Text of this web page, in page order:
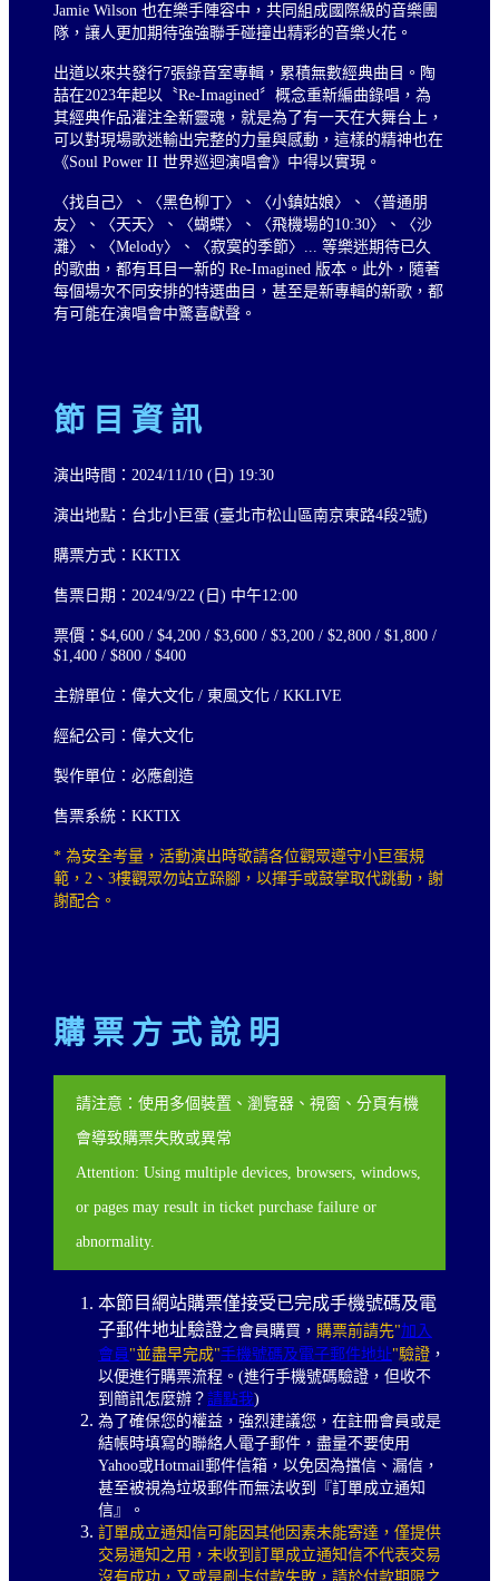
Jamie Wilson 也在樂手陣容中，共同組成國際級的音樂團
隊，讓人更加期待強強聯手碰撞出精彩的音樂火花。
出道以來共發行7張錄音室專輯，累積無數經典曲目。陶
喆在2023年起以〝Re-Imagined〞概念重新編曲錄唱，為
其經典作品灌注全新靈魂，就是為了有一天在大舞台上，
可以對現場歌迷輸出完整的力量與感動，這樣的精神也在
《Soul Power II 世界巡迴演唱會》中得以實現。
〈找自己〉、〈黑色柳丁〉、〈小鎮姑娘〉、〈普通朋
友〉、〈天天〉、〈蝴蝶〉、〈飛機場的10:30〉、〈沙
灘〉、〈Melody〉、〈寂寞的季節〉... 等樂迷期待已久
的歌曲，都有耳目一新的 Re-Imagined 版本。此外，隨著
每個場次不同安排的特選曲目，甚至是新專輯的新歌，都
有可能在演唱會中驚喜獻聲。
節 目 資 訊
演出時間：2024/11/10 (日) 19:30
演出地點：台北小巨蛋 (臺北市松山區南京東路4段2號)
購票方式：KKTIX
售票日期：2024/9/22 (日) 中午12:00
票價：$4,600 / $4,200 / $3,600 / $3,200 / $2,800 / $1,800 /
$1,400 / $800 / $400
主辦單位：偉大文化 / 東風文化 / KKLIVE
經紀公司：偉大文化
製作單位：必應創造
售票系統：KKTIX
* 為安全考量，活動演出時敬請各位觀眾遵守小巨蛋規
範，2、3樓觀眾勿站立跺腳，以揮手或鼓掌取代跳動，謝
謝配合。
購 票 方 式 說 明
請注意：使用多個裝置、瀏覽器、視窗、分頁有機
會導致購票失敗或異常
Attention: Using multiple devices, browsers, windows,
or pages may result in ticket purchase failure or
abnormality.
本節目網站購票僅接受已完成手機號碼及電
子郵件地址驗證之會員購買， 購票前請先"加入
會員 "並盡早完成"手機號碼及電子郵件地址"驗證 ，
以便進行購票流程。(進行手機號碼驗證，但收不
到簡訊怎麼辦？ 請點我)
為了確保您的權益，強烈建議您，在註冊會員或是
結帳時填寫的聯絡人電子郵件，盡量不要使用
Yahoo或Hotmail郵件信箱，以免因為擋信、漏信，
甚至被視為垃圾郵件而無法收到『訂單成立通知
信』。
訂單成立通知信可能因其他因素未能寄達，僅提供
交易通知之用，未收到訂單成立通知信不代表交易
沒有成功，又或是刷卡付款失敗，請於付款期限之